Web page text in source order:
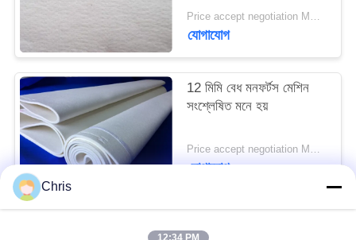
Price accept negotiation MOQ:এক পিসি
যোগাযোগ
12 মিমি বেধ মনফর্টস মেশিন
সংশ্লেষিত মনে হয়
Price accept negotiation MOQ:1 টুকরা
যোগাযোগ
Chris
12:34 PM